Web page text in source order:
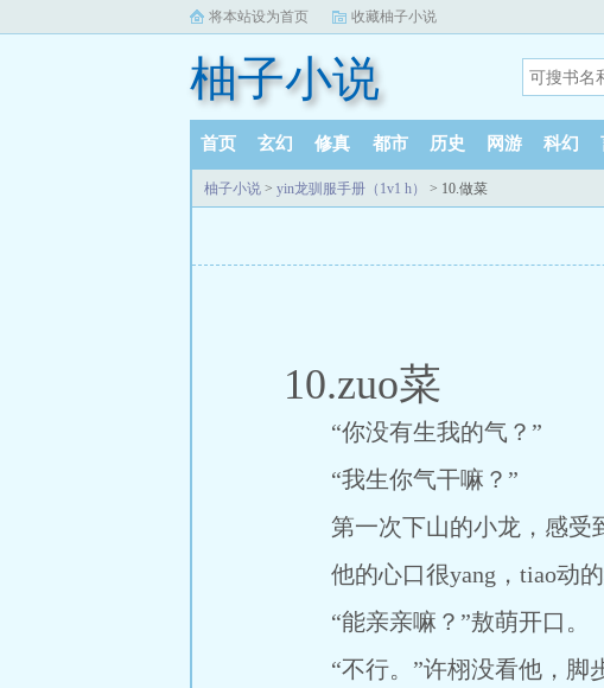
将本站设为首页 收藏柚子小说
柚子小说
首页 玄幻 修真 都市 历史 网游 科幻
柚子小说 > yin龙驯服手册（1v1 h） > 10.做菜
10.zuo菜
“你没有生我的气？”
“我生你气干嘛？”
第一次下山的小龙，感受到
他的心口很yang，tiao动的
“能亲亲嘛？”敖萌开口。
“不行。”许栩没看他，脚步